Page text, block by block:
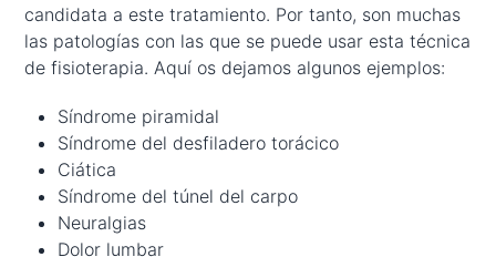
candidata a este tratamiento. Por tanto, son muchas
las patologías con las que se puede usar esta técnica
de fisioterapia. Aquí os dejamos algunos ejemplos:
Síndrome piramidal
Síndrome del desfiladero torácico
Ciática
Síndrome del túnel del carpo
Neuralgias
Dolor lumbar